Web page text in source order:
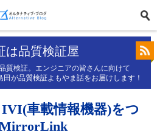
は品質検証屋
質検証。エンジニアの皆さんに向けて
田が品質検証よもやま話をお届けします！
車載情報機器)をつ
MirrorLink